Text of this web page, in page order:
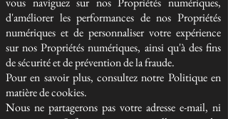
d'améliorer les performances de nos Propriétés
numériques et de personnaliser votre expérience
sur nos Propriétés numériques, ainsi qu'à des fins
de sécurité et de prévention de la fraude.
Pour en savoir plus, consultez notre Politique en
matière de cookies.
Nous ne partagerons pas votre adresse e-mail, ni